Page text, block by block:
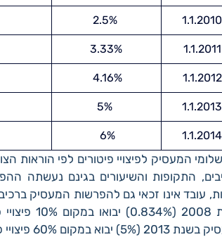
1.1.2010
2.5%
1.1.2011
3.33%
1.1.2012
4.16%
1.1.2013
1.1.2014
6%
המעסיק לפיצויי פיטורים לפי הוראות
עובד אינו זכאי גם להפרשות המעסיק ברכיב
יבוא במקום 60% פיצויי פיטורים לאותה שנה.